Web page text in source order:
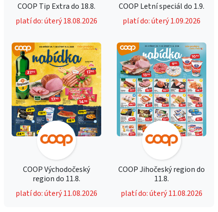
COOP Tip Extra do 18.8.
platí do: úterý 18.08.2026
COOP Letní speciál do 1.9.
platí do: úterý 1.09.2026
COOP Východočeský
region do 11.8.
platí do: úterý 11.08.2026
COOP Jihočeský region do
11.8.
platí do: úterý 11.08.2026